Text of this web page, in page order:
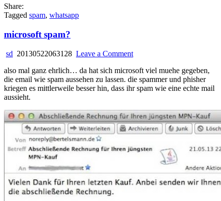
Share:
Tagged spam, whatsapp
microsoft spam?
sd 20130522063128 Leave a Commenton
spam?
also mal ganz ehrlich… da hat sich microsoft viel muehe gegeben,
die email wie spam aussehen zu lassen. die spammer und phisher
kriegen es mittlerweile besser hin, dass ihr spam wie eine echte mail
aussieht.